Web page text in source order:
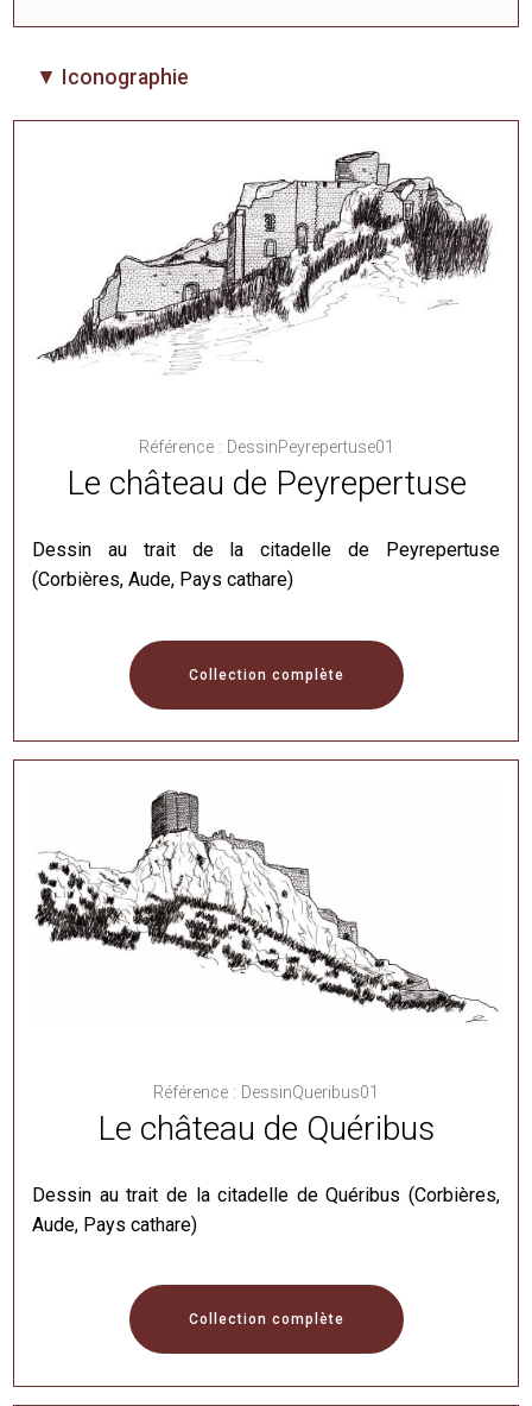
▼ Iconographie
Référence : DessinPeyrepertuse01
Le château de Peyrepertuse
Dessin au trait de la citadelle de Peyrepertuse
(Corbières, Aude, Pays cathare)
Collection complète
Référence : DessinQueribus01
Le château de Quéribus
Dessin au trait de la citadelle de Quéribus (Corbières,
Aude, Pays cathare)
Collection complète